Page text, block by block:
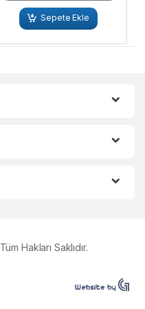
Sepete Ekle
Hakları Saklıdır.